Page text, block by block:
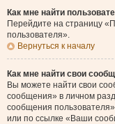
Как мне найти
Перейдите на страницу
пользователя».
Вернуться к началу
Как мне найти свои
Вы можете найти свои
сообщения» в личном
сообщения
или по ссылке «Ваши